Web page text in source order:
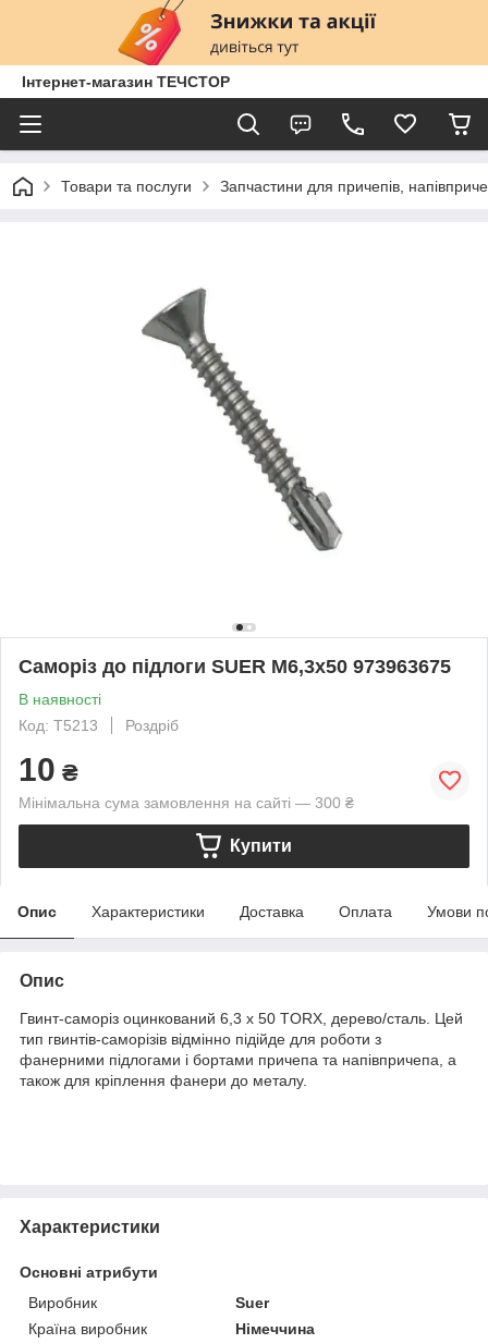
Інтернет-магазин ТЕЧСТОР
Товари та послуги Запчастини для причепів,
Саморіз до підлоги SUER М6,3x50 973963675
В наявності
Код: T5213
Роздріб
10 ₴
Мінімальна сума замовлення на сайті — 300 ₴
Купити
Опис Характеристики Доставка Оплата Умови
Опис
Гвинт-саморіз оцинкований 6,3 x 50 TORX, дерево/сталь. Цей
тип гвинтів-саморізів відмінно підійде для роботи з
фанерними підлогами і бортами причепа та напівпричепа, а
також для кріплення фанери до металу.
Характеристики
Основні атрибути
Виробник
Suer
Країна виробник
Німеччина